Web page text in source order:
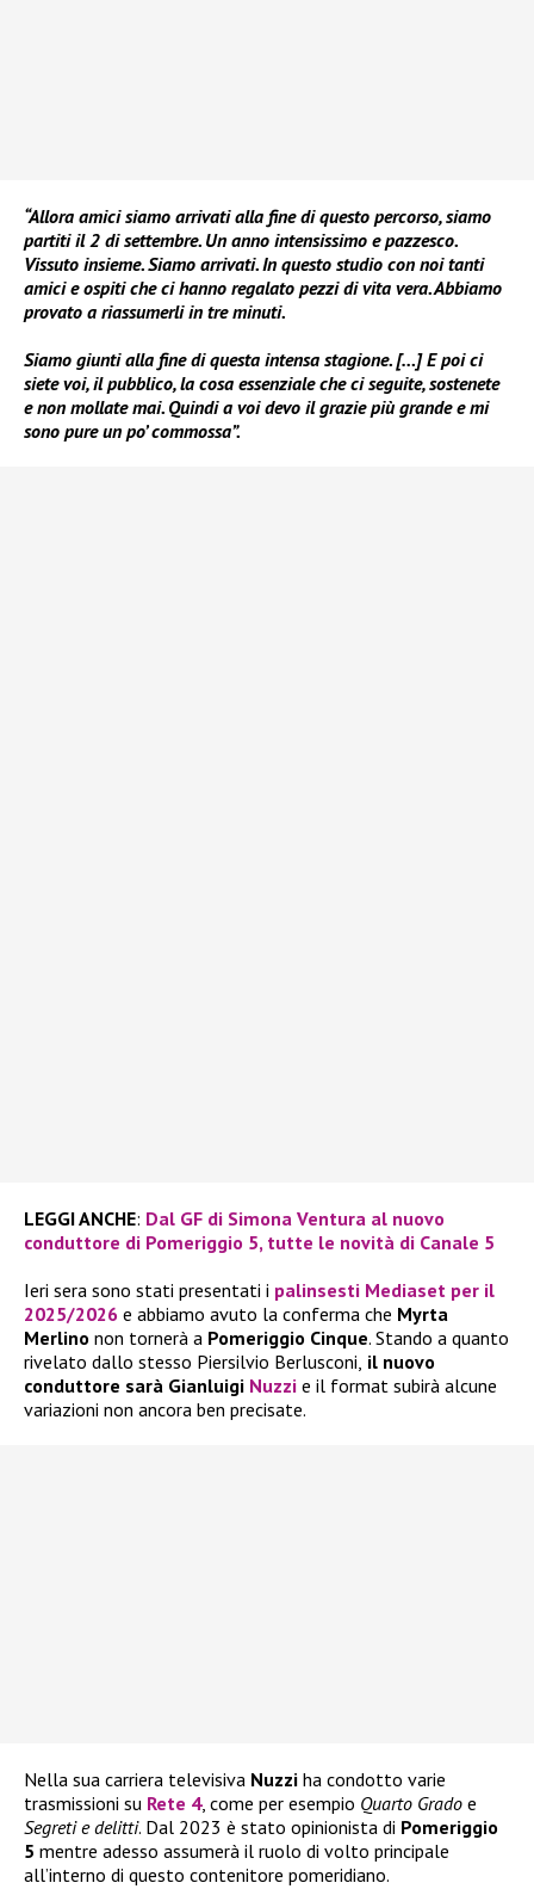
“Allora amici siamo arrivati alla fine di questo percorso, siamo
partiti il 2 di settembre. Un anno intensissimo e pazzesco.
Vissuto insieme. Siamo arrivati. In questo studio con noi tanti
amici e ospiti che ci hanno regalato pezzi di vita vera. Abbiamo
provato a riassumerli in tre minuti.
Siamo giunti alla fine di questa intensa stagione. […] E poi ci
siete voi, il pubblico, la cosa essenziale che ci seguite, sostenete
e non mollate mai. Quindi a voi devo il grazie più grande e mi
sono pure un po’ commossa”.
LEGGI ANCHE: Dal GF di Simona Ventura al nuovo
conduttore di Pomeriggio 5, tutte le novità di Canale 5
Ieri sera sono stati presentati i palinsesti Mediaset per il
2025/2026 e abbiamo avuto la conferma che Myrta
Merlino non tornerà a Pomeriggio Cinque. Stando a quanto
rivelato dallo stesso Piersilvio Berlusconi, il nuovo
conduttore sarà Gianluigi Nuzzi e il format subirà alcune
variazioni non ancora ben precisate.
Nella sua carriera televisiva Nuzzi ha condotto varie
trasmissioni su Rete 4, come per esempio Quarto Grado e
Segreti e delitti. Dal 2023 è stato opinionista di Pomeriggio
5 mentre adesso assumerà il ruolo di volto principale
all’interno di questo contenitore pomeridiano.